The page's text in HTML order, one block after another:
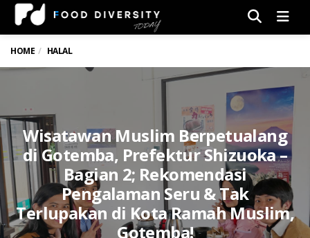
HOME HALAL
Wisatawan Muslim Berpetualang
di Gotemba, Prefektur Shizuoka –
Bagian 2; Rekomendasi
Pengalaman Seru & Tak
Terlupakan di Kota Ramah Muslim,
Gotemba!